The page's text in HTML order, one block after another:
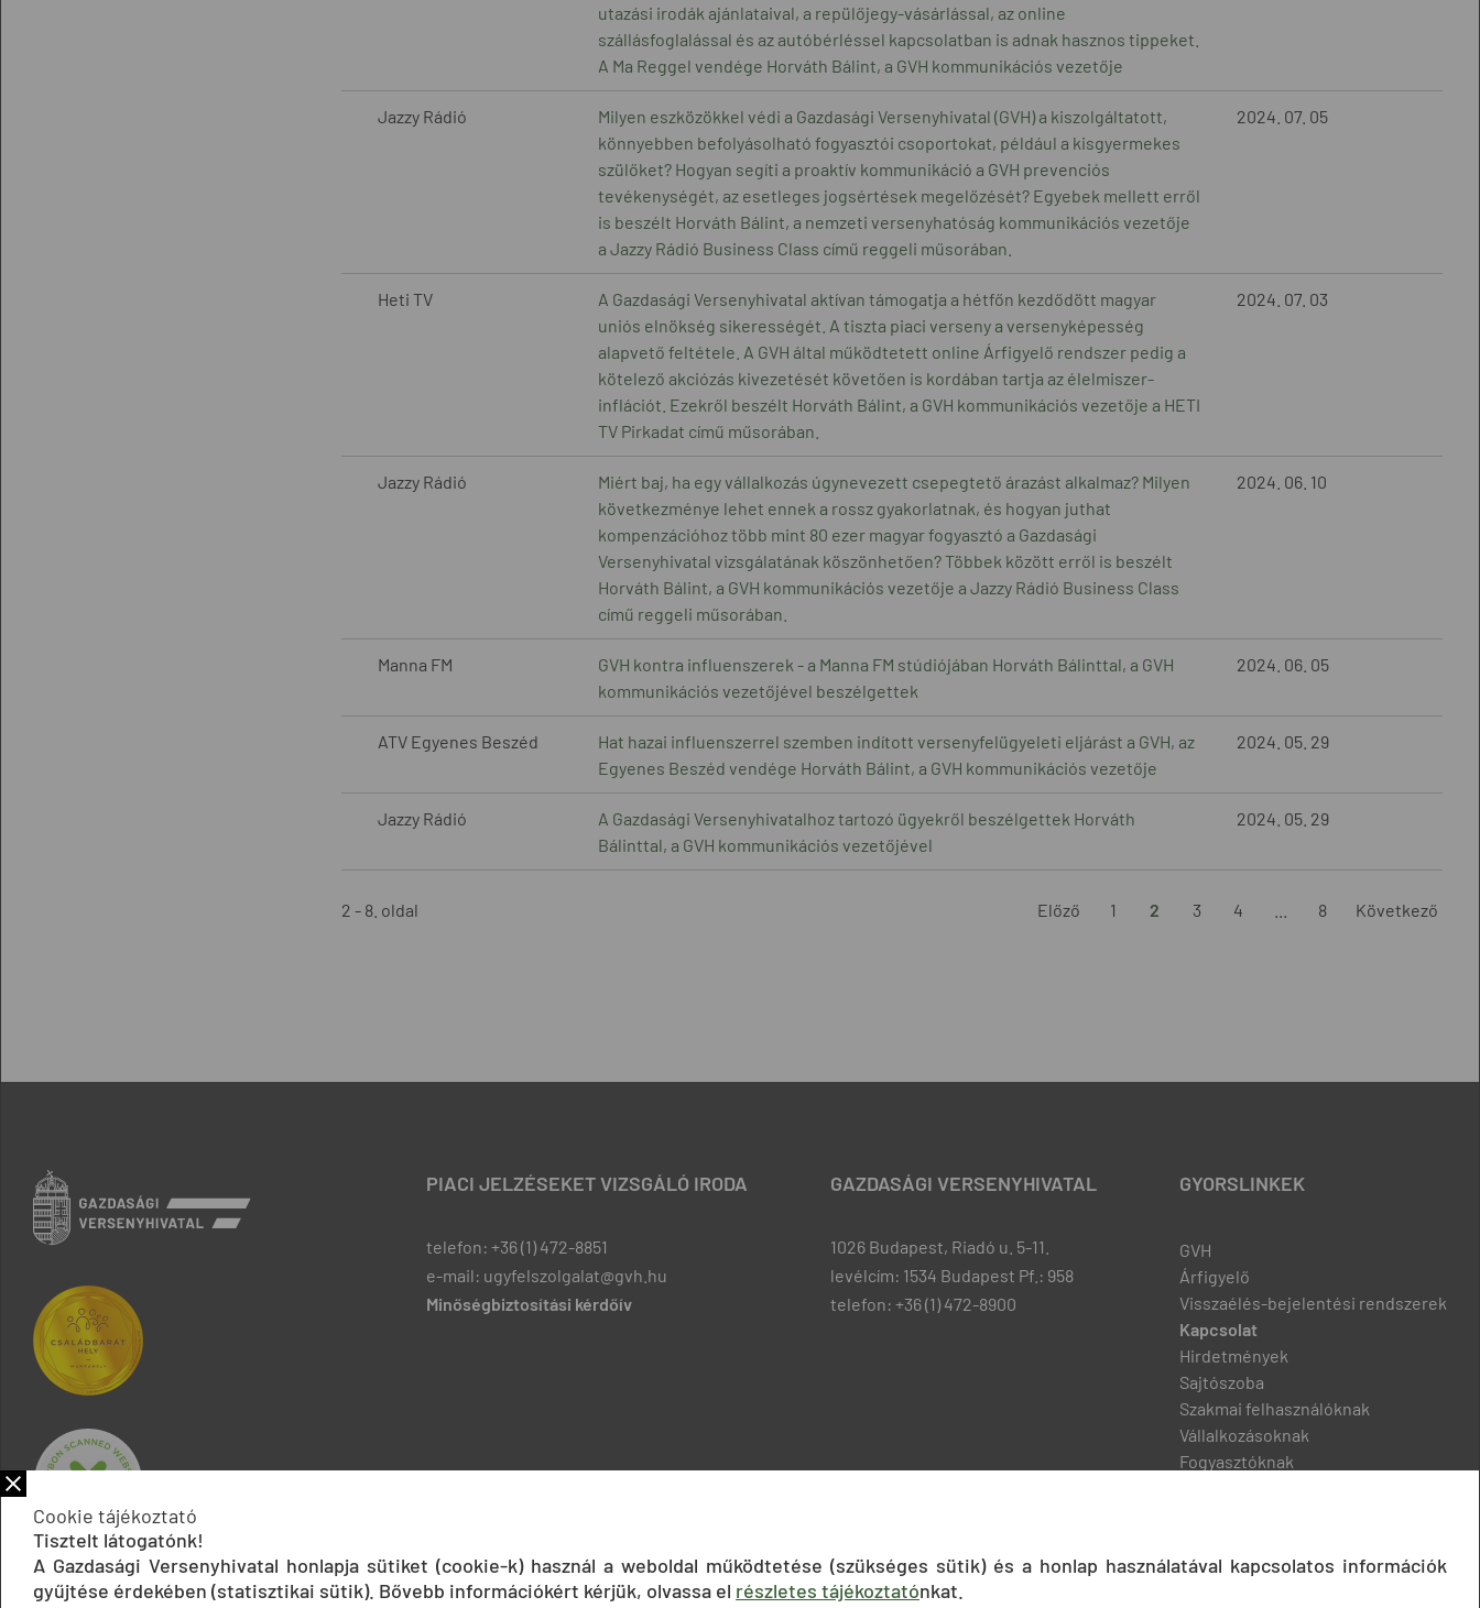
utazási irodák ajánlataival, a repülőjegy-vásárlással, az online
szállásfoglalással és az autóbérléssel kapcsolatban is adnak hasznos tippeket.
A Ma Reggel vendége Horváth Bálint, a GVH kommunikációs vezetője
Jazzy Rádió
Milyen eszközökkel védi a Gazdasági Versenyhivatal (GVH) a kiszolgáltatott,
könnyebben befolyásolható fogyasztói csoportokat, például a kisgyermekes
szülőket? Hogyan segíti a proaktív kommunikáció a GVH prevenciós
tevékenységét, az esetleges jogsértések megelőzését? Egyebek mellett erről
is beszélt Horváth Bálint, a nemzeti versenyhatóság kommunikációs vezetője
a Jazzy Rádió Business Class című reggeli műsorában.
2024. 07. 05
Heti TV
A Gazdasági Versenyhivatal aktívan támogatja a hétfőn kezdődött magyar
uniós elnökség sikerességét. A tiszta piaci verseny a versenyképesség
alapvető feltétele. A GVH által működtetett online Árfigyelő rendszer pedig a
kötelező akciózás kivezetését követően is kordában tartja az élelmiszer-
inflációt. Ezekről beszélt Horváth Bálint, a GVH kommunikációs vezetője a HETI
TV Pirkadat című műsorában.
2024. 07. 03
Jazzy Rádió
Miért baj, ha egy vállalkozás úgynevezett csepegtető árazást alkalmaz? Milyen
következménye lehet ennek a rossz gyakorlatnak, és hogyan juthat
kompenzációhoz több mint 80 ezer magyar fogyasztó a Gazdasági
Versenyhivatal vizsgálatának köszönhetően? Többek között erről is beszélt
Horváth Bálint, a GVH kommunikációs vezetője a Jazzy Rádió Business Class
című reggeli műsorában.
2024. 06. 10
Manna FM
GVH kontra influenszerek - a Manna FM stúdiójában Horváth Bálinttal, a GVH
kommunikációs vezetőjével beszélgettek
2024. 06. 05
ATV Egyenes Beszéd
Hat hazai influenszerrel szemben indított versenyfelügyeleti eljárást a GVH, az
Egyenes Beszéd vendége Horváth Bálint, a GVH kommunikációs vezetője
2024. 05. 29
Jazzy Rádió
A Gazdasági Versenyhivatalhoz tartozó ügyekről beszélgettek Horváth
Bálinttal, a GVH kommunikációs vezetőjével
2024. 05. 29
2 - 8. oldal Előző 1 2 3 4 8 Következő
PIACI JELZÉSEKET VIZSGÁLÓ IRODA
telefon: +36 (1) 472-8851
e-mail: ugyfelszolgalat@gvh.hu
Minőségbiztosítási kérdőív
GAZDASÁGI VERSENYHIVATAL
1026 Budapest, Riadó u. 5-11.
levélcím: 1534 Budapest Pf.: 958
telefon: +36 (1) 472-8900
GYORSLINKEK
GVH
Árfigyelő
Visszaélés-bejelentési rendszerek
Kapcsolat
Hirdetmények
Sajtószoba
Szakmai felhasználóknak
Vállalkozásoknak
Fogyasztóknak
Cookie tájékoztató
Tisztelt látogatónk!
A Gazdasági Versenyhivatal honlapja sütiket (cookie-k) használ a weboldal működtetése (szükséges sütik) és a honlap használatával kapcsolatos információk
gyűjtése érdekében (statisztikai sütik). Bővebb információkért kérjük, olvassa el részletes tájékoztatónkat.